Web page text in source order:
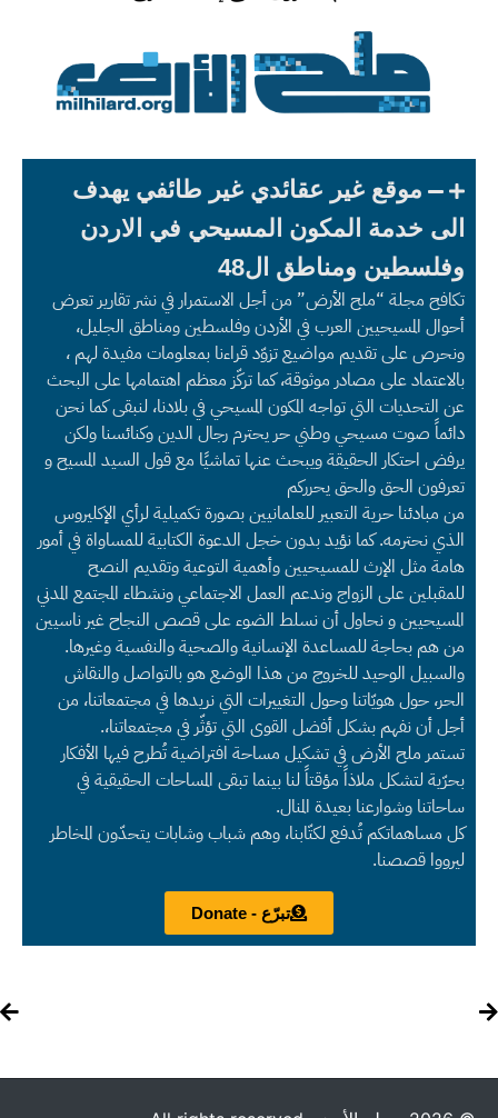
موقع غير عقائدي غير طائفي يهدف
الى خدمة المكون المسيحي في الاردن
وفلسطين ومناطق ال48
تكافح مجلة “ملح الأرض” من أجل الاستمرار في نشر تقارير تعرض
أحوال المسيحيين العرب في الأردن وفلسطين ومناطق الجليل،
ونحرص على تقديم مواضيع تزوّد قراءنا بمعلومات مفيدة لهم ،
بالاعتماد على مصادر موثوقة، كما تركّز معظم اهتمامها على البحث
عن التحديات التي تواجه المكون المسيحي في بلادنا، لنبقى كما نحن
دائماً صوت مسيحي وطني حر يحترم رجال الدين وكنائسنا ولكن
يرفض احتكار الحقيقة ويبحث عنها تماشيًا مع قول السيد المسيح و
تعرفون الحق والحق يحرركم
من مبادئنا حرية التعبير للعلمانيين بصورة تكميلية لرأي الإكليروس
الذي نحترمه. كما نؤيد بدون خجل الدعوة الكتابية للمساواة في أمور
هامة مثل الإرث للمسيحيين وأهمية التوعية وتقديم النصح
للمقبلين على الزواج وندعم العمل الاجتماعي ونشطاء المجتمع المدني
المسيحيين و نحاول أن نسلط الضوء على قصص النجاح غير ناسيين
من هم بحاجة للمساعدة الإنسانية والصحية والنفسية وغيرها.
والسبيل الوحيد للخروج من هذا الوضع هو بالتواصل والنقاش
الحر، حول هويّاتنا وحول التغييرات التي نريدها في مجتمعاتنا، من
أجل أن نفهم بشكل أفضل القوى التي تؤثّر في مجتمعاتنا،.
تستمر ملح الأرض في تشكيل مساحة افتراضية تُطرح فيها الأفكار
بحرّية لتشكل ملاذاً مؤقتاً لنا بينما تبقى المساحات الحقيقية في
ساحاتنا وشوارعنا بعيدة المنال.
كل مساهماتكم تُدفع لكتّابنا، وهم شباب وشابات يتحدّون المخاطر
ليرووا قصصنا.
تبرّع - Donate